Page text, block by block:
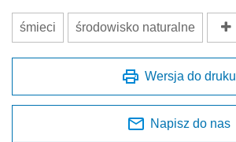
śmieci środowisko naturalne
Wersja do druku
Napisz do nas